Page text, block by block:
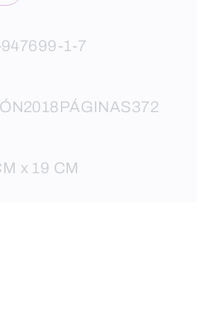
1-7
2018PÁGINAS372
x 19 CM